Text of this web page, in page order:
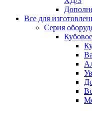
Все для
Серия